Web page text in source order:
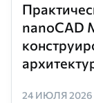
nanoCAD
24 ИЮЛЯ 2026